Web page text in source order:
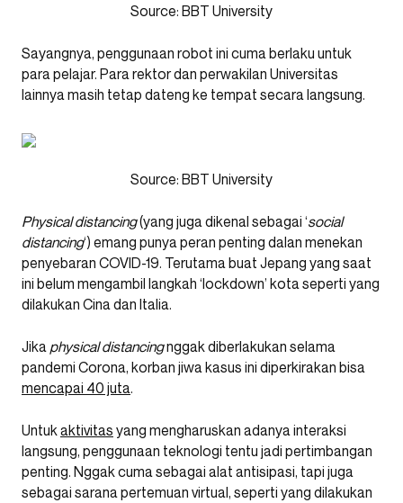
Source: BBT University
Sayangnya, penggunaan robot ini cuma berlaku untuk
para pelajar. Para rektor dan perwakilan Universitas
lainnya masih tetap dateng ke tempat secara langsung.
Source: BBT University
Physical distancing(yang juga dikenal sebagai ‘social
distancing‘) emang punya peran penting dalan menekan
penyebaran COVID-19. Terutama buat Jepang yang saat
ini belum mengambil langkah ‘lockdown’ kota seperti yang
dilakukan Cina dan Italia.
Jika physical distancingnggak diberlakukan selama
pandemi Corona, korban jiwa kasus ini diperkirakan bisa
mencapai 40 juta.
Untukaktivitas yang mengharuskan adanya interaksi
langsung, penggunaan teknologi tentu jadi pertimbangan
penting. Nggak cuma sebagai alat antisipasi, tapi juga
sebagai sarana pertemuan virtual, seperti yang dilakukan